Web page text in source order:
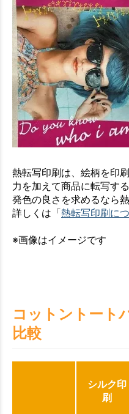
熱転写印刷は、絵柄を印
力を加えて商品に転写する
発色の良さを求めるなら
詳しくは「熱転写印刷に
※画像はイメージです
コットントート
比較
シルク印
刷